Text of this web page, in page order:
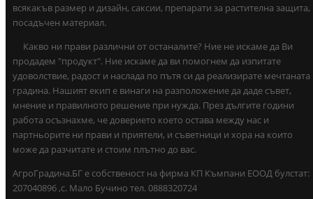
всякакъв размер и дизайн, саксии, препарати за растителна защита,
посадъчен материал.
Какво ни прави различни от останалите? Ние не искаме да Ви
продадем "продукт". Ние искаме да ви помогнем да изпитате
удоволствие, радост и наслада по пътя си да реализирате мечтаната
градина. Нашият екип е винаги на разположение да даде съвет,
мнение и правилното решение при нужда. През дългите години
работа осъзнахме, че доверието което остава между нас и
партньорите ни прави и приятели, и съветници и хора на които
може да разчитате и стоим плътно до вас.
АгроГрадина.БГ е собственост на фирма КП Къмпани ЕООД булстат:
207040896 ,с. Мало Бучино тел. 0888320724